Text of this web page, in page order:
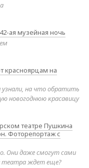
ая музейная ночь
красноярцам на
на что обратить
новогоднюю красавицу
театре Пушкина
Фоторепортаж с
Они даже смогут сами
театра ждет еще?